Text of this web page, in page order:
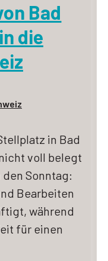
Bad
die
in Bad
voll belegt
Sonntag:
Bearbeiten
während
für einen